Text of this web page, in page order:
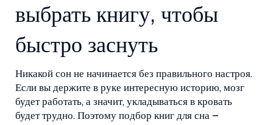
выбрать книгу, чтобы
быстро заснуть
Никакой сон не начинается без правильного настроя.
Если вы держите в руке интересную историю, мозг
будет работать, а значит, укладываться в кровать
будет трудно. Поэтому подбор книг для сна –